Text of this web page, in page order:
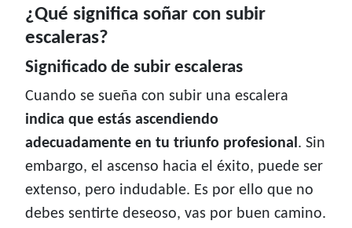
¿Qué significa soñar con subir
escaleras?
Significado de subir escaleras
Cuando se sueña con subir una escalera
indica que estás ascendiendo
adecuadamente en tu triunfo profesional. Sin
embargo, el ascenso hacia el éxito, puede ser
extenso, pero indudable. Es por ello que no
debes sentirte deseoso, vas por buen camino.